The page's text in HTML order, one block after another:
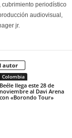
periodístico
audiovisual,
jr.
autor
Colombia
Beéle llega este 28 de
noviembre al Davi Arena
con «Borondo Tour»